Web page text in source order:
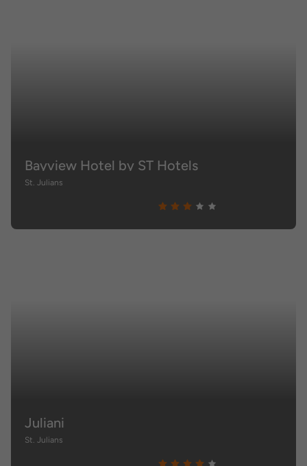
Bayview Hotel by ST Hotels
St. Julians
Juliani
St. Julians